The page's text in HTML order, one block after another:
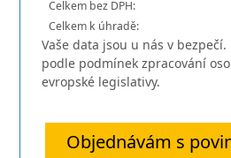
Celkem bez DPH:
Celkem k úhradě:
Vaše data jsou u nás v
podle podmínek zpracování
evropské legislativy.
Objednávám s